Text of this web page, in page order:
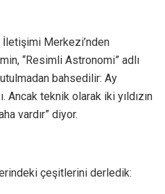
Merkezi’nden
“Resimli Astronomi” adlı
bahsedilir: Ay
Ancak teknik olarak iki yıldızın
vardır” diyor.
çeşitlerini derledik: